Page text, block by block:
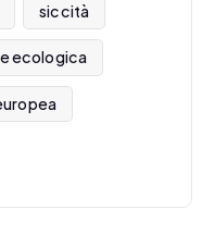
siccità
ecologica